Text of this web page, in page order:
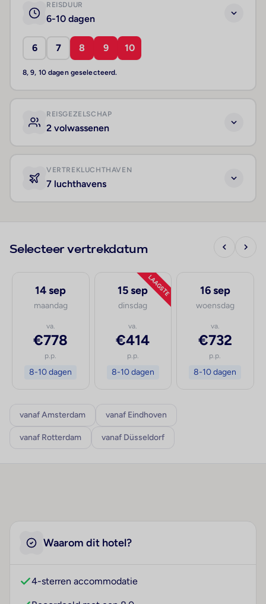
REISDUUR
6-10 dagen
6 7 8 9 10
8, 9, 10 dagen geselecteerd.
REISGEZELSCHAP
2 volwassenen
VERTREKLUCHTHAVEN
7 luchthavens
Selecteer vertrekdatum
14 sep
maandag
va.
€778
p.p.
8-10 dagen
LAAGSTE
15 sep
dinsdag
va.
€414
p.p.
8-10 dagen
16 sep
woensdag
va.
€732
p.p.
8-10 dagen
vanaf Amsterdam vanaf Eindhoven
vanaf Rotterdam vanaf Düsseldorf
Waarom dit hotel?
4-sterren accommodatie